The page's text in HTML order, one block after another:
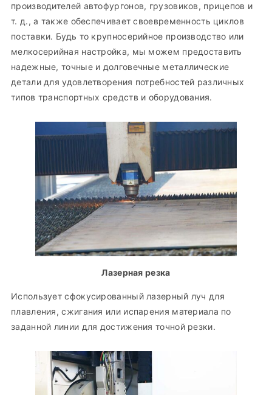
производителей автофургонов, грузовиков, прицепов и
т. д., а также обеспечивает своевременность циклов
поставки. Будь то крупносерийное производство или
мелкосерийная настройка, мы можем предоставить
надежные, точные и долговечные металлические
детали для удовлетворения потребностей различных
типов транспортных средств и оборудования.
Лазерная резка
Использует сфокусированный лазерный луч для
плавления, сжигания или испарения материала по
заданной линии для достижения точной резки.